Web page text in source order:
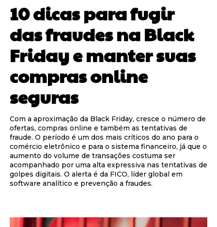
10 dicas para fugir
das fraudes na Black
Friday e manter suas
compras online
seguras
Com a aproximação da Black Friday, cresce o número de
ofertas, compras online e também as tentativas de
fraude. O período é um dos mais críticos do ano para o
comércio eletrônico e para o sistema financeiro, já que o
aumento do volume de transações costuma ser
acompanhado por uma alta expressiva nas tentativas de
golpes digitais. O alerta é da FICO, líder global em
software analítico e prevenção a fraudes.